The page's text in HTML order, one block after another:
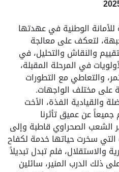
للأمانة الوطنية في عهدتها
لتعكف على معالجة
والنقاش والتحليل، في
في المرحلة المقبلة،
والتعاطي مع التطورات
على مختلف الواجهات.
والقيادية الفذة، الأخت
عن عميق تأثرنا
الشعب الصحراوي قاطبة وإلى
التي سخرت حياتها خدمة لكفاح
والاستقلال، فلم تبدل تبديلاً
ذلك الدرب المنير، سائلين